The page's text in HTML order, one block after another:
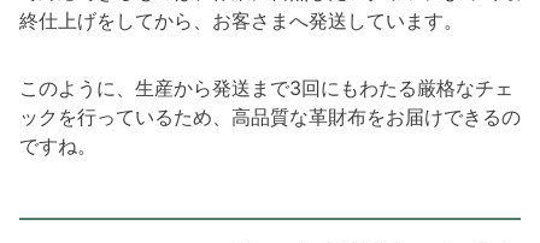
終仕上げをしてから、お客さまへ発送しています。
このように、生産から発送まで3回にもわたる厳格なチェ
ックを行っているため、高品質な革財布をお届けできるの
ですね。